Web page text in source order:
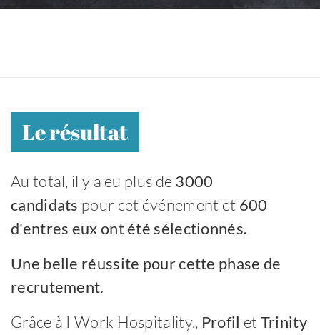
Le résultat
Au total, il y a eu plus de3000
candidats pour cet événement et 600
d'entres eux ont été sélectionnés.
Une belle réussite pour cette phase de
recrutement.
Grâce à I Work Hospitality., Profil et Trinity